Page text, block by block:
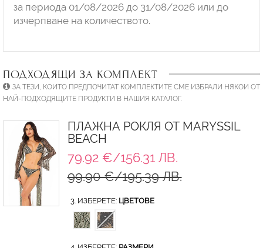
за периода 01/08/2026 до 31/08/2026 или до
изчерпване на количеството.
ПОДХОДЯЩИ ЗА КОМПЛЕКТ
ЗА ТЕЗИ, КОИТО ПРЕДПОЧИТАТ КОМПЛЕКТИТЕ СМЕ ИЗБРАЛИ НЯКОИ ОТ
НАЙ-ПОДХОДЯЩИТЕ ПРОДУКТИ В НАШИЯ КАТАЛОГ.
ПЛАЖНА РОКЛЯ ОТ MARYSSIL
BEACH
79.92 €/156.31 ЛВ.
99.90 €/195.39 ЛВ.
3. ИЗБЕРЕТЕ: ЦВЕТОВЕ